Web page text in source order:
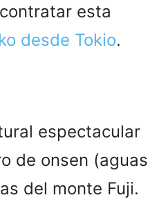
esta
desde Tokio.
espectacular
de onsen (aguas
del monte Fuji.